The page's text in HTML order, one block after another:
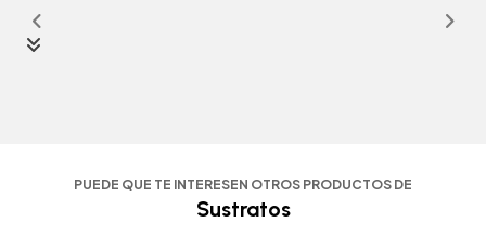
PUEDE QUE TE INTERESEN OTROS PRODUCTOS DE
Sustratos